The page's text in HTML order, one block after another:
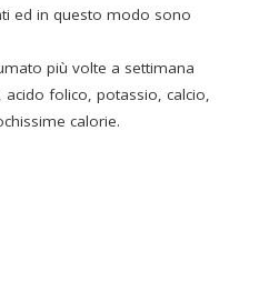
ed in questo modo sono
più volte a settimana
acido folico, potassio, calcio,
calorie.